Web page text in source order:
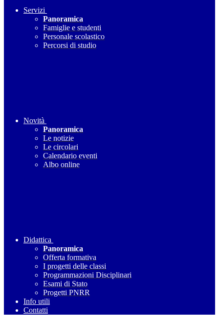
Servizi
Panoramica
Famiglie e studenti
Personale scolastico
Percorsi di studio
Novità
Panoramica
Le notizie
Le circolari
Calendario eventi
Albo online
Didattica
Panoramica
Offerta formativa
I progetti delle classi
Programmazioni Disciplinari
Esami di Stato
Progetti PNRR
Info utili
Contatti